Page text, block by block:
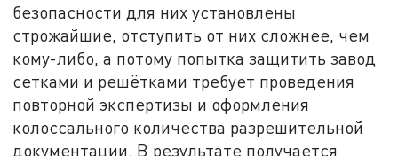
безопасности для них установлены
строжайшие, отступить от них сложнее, чем
кому-либо, а потому попытка защитить завод
сетками и решётками требует проведения
повторной экспертизы и оформления
колоссального количества разрешительной
документации. В результате получается